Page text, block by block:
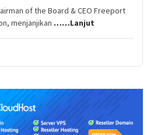
of the Board & CEO Freeport
menjanjikan ……Lanjut